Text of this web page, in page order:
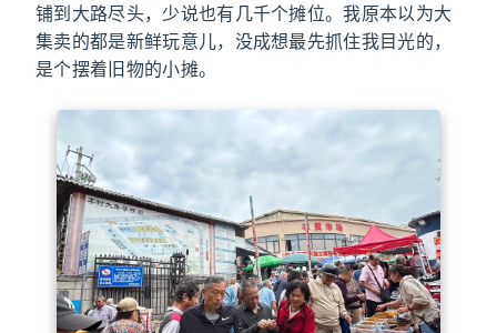
铺到大路尽头，少说也有几千个摊位。我原本以为大
集卖的都是新鲜玩意儿，没成想最先抓住我目光的，
是个摆着旧物的小摊。